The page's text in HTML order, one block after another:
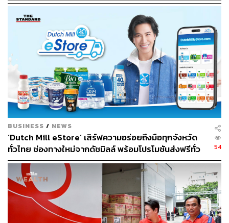
Code กันไปแล้ว”
เธอพูดพลางฉายวิดีโอพรีเซนเทชันที่โชว์ให้เห็นว่าคนจีนไม่
ได้ใช้ Alipay แค่จ่ายเงินซื้อของออนไลน์เท่านั้น แต่ใช้ทำ
ธุรกรรมตั้งแต่จ่ายกับข้าวที่ตลาดสด, ชำระค่าน้ำค่าไฟ, ช้อป
ปิ้งในห้างสรรพสินค้า, ซื้อตั๋วภาพยนตร์, ช่วยหารค่าอาหาร
กับเพื่อนๆ, จองตั๋วเครื่องบิน ที่พัก, จ่ายค่าโดยสาร ไปจนถึง
การลงทุนในกองทุนต่างๆ และยังสามารถใช้จ่ายค่ารักษา
พยาบาลในโรงพยาบาลได้อีกด้วย (ยังจำกัดลักษณะการรักษา
อยู่)
https://www.youtube.com/watch?v=MPptJps4gAk
มีการเปิดเผยตัวเลขยอดผู้ใช้งานผ่าน Alipay ล่าสุดพบว่า มี
จำนวนผู้ใช้งานแบบ Active มากถึง 520 ล้านคนทั่วโลก และ
มีผู้ใช้งานมากกว่า 52% ของสัดส่วนตลาด โดย 80% ของผู้ใช้
งานทั้งหมดนิยมใช้ผ่านมือถือ
BUSINESS / NEWS
‘Dutch Mill eStore’ เสิร์ฟความอร่อยถึงมือทุกจังหวัด
ทั่วไทย ช่องทางใหม่จากดัชมิลล์ พร้อมโปรโมชันส่งฟรีทั่ว
ประเทศ ส่งไว สั่งก่อนเที่ยง ได้ของวันถัดไป ส่งสินค้าแบบ
เย็นตรงจากโรงงาน [ADVERTORIAL]
54